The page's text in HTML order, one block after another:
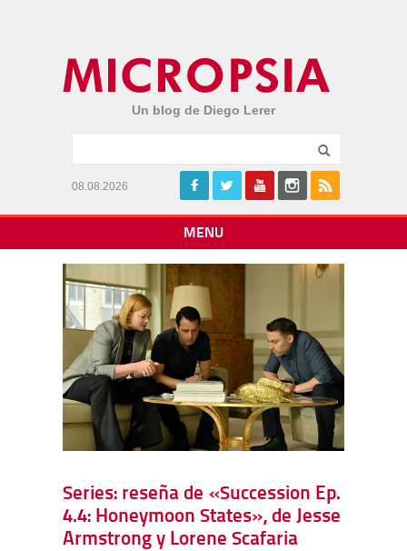
Un blog de Diego Lerer
08.08.2026
MENU
Series: reseña de «Succession Ep.
4.4: Honeymoon States», de Jesse
Armstrong y Lorene Scafaria